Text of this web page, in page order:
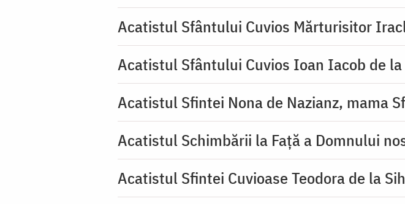
Acatistul Sfântului Cuvios Mărturisitor
Acatistul Sfântului Cuvios Ioan Iacob de
Acatistul Sfintei Nona de Nazianz, mama
Acatistul Schimbării la Faţă a Domnului
Acatistul Sfintei Cuvioase Teodora de la